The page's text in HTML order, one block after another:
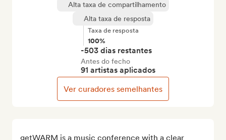
getWARM is a music conference with a clear
Alta taxa de compartilhamento
Alta taxa de resposta
Taxa de resposta
100%
-503 dias restantes
Antes do fecho
91 artistas aplicados
Ver curadores semelhantes